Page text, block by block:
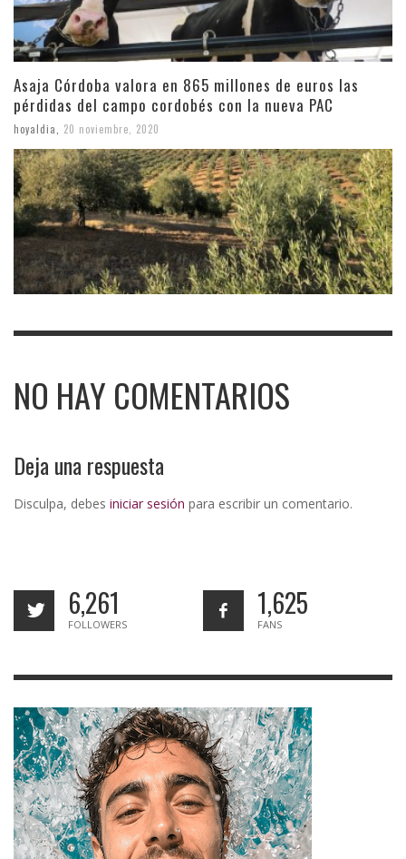
Asaja Córdoba valora en 865 millones de euros las
pérdidas del campo cordobés con la nueva PAC
hoyaldia 20 noviembre, 2020
NO HAY COMENTARIOS
Deja una respuesta
Disculpa, debes iniciar sesión para escribir un comentario.
6,261
FOLLOWERS
1,625
FANS